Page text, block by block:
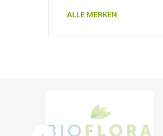
ALLE MERKEN